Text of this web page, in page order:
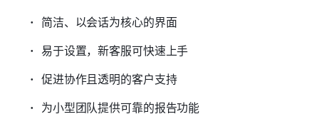
简洁、以会话为核心的界面
易于设置，新客服可快速上手
促进协作且透明的客户支持
为小型团队提供可靠的报告功能